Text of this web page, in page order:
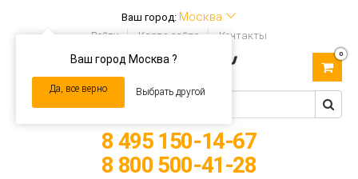
Ваш город: Москва
Ваш город Москва ?
Да, все верно Выбрать другой
Войти Карта сайта Контакты
navigation
0
8 495 150-14-67
8 800 500-41-28